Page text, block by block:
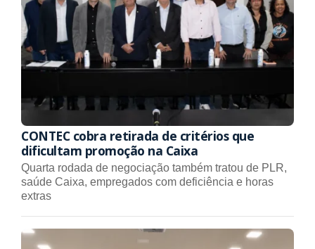
CONTEC cobra retirada de critérios que
dificultam promoção na Caixa
Quarta rodada de negociação também tratou de PLR,
saúde Caixa, empregados com deficiência e horas
extras